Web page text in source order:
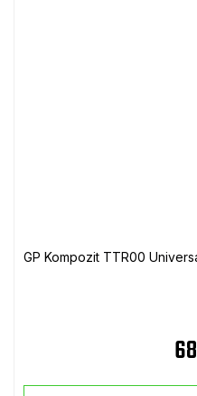
GP Kompozit TTR00